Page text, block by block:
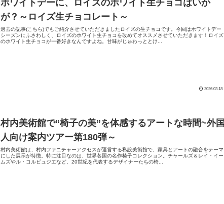
ホワイトデーに、ロイズのホワイト生チョコはいか
が？～ロイズ生チョコレート～
過去の記事(こちら)でもご紹介させていただきましたロイズの生チョコです。今回はホワイトデー
シーズンにふさわしく、ロイズのホワイト生チョコを改めてオススメさせていただきます！ロイズ
のホワイト生チョコが一番好きなんですよね。甘味がじゅわっととけ...
2026.03.18
村内美術館で“椅子の美”を体感するアートな時間~外国
人向け案内ツアー第180弾～
村内美術館は、村内ファニチャーアクセスが運営する私設美術館で、家具とアートの融合をテーマ
にした展示が特徴。特に注目なのは、世界各国の名作椅子コレクション。チャールズ＆レイ・イー
ムズやル・コルビュジエなど、20世紀を代表するデザイナーたちの椅...